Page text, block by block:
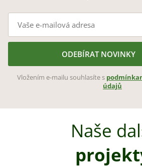
ODEBÍRAT NOVINKY
Vložením e-mailu souhlasíte s
údajů
Naše